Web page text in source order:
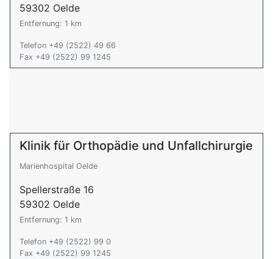
59302 Oelde
Entfernung: 1 km
Telefon +49 (2522) 49 66
Fax +49 (2522) 99 1245
Klinik für Orthopädie und Unfallchirurgie
Marienhospital Oelde
Spellerstraße 16
59302 Oelde
Entfernung: 1 km
Telefon +49 (2522) 99 0
Fax +49 (2522) 99 1245